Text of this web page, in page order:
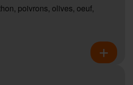
poivrons, olives, oeuf,